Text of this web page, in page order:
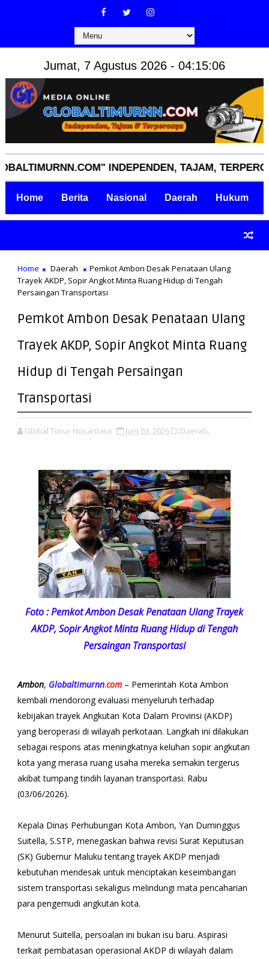
Jumat, 7 Agustus 2026 - 04:15:07
INDEPENDEN, TAJAM, TERPERCAYA.
Home Berita Nasional Daerah Hukum
Home Daerah
Pemkot Ambon Desak Penataan Ulang
Trayek AKDP, Sopir Angkot Minta Ruang Hidup di Tengah
Persaingan Transportasi
Pemkot Ambon Desak Penataan Ulang
Trayek AKDP, Sopir Angkot Minta Ruang
Hidup di Tengah Persaingan
Transportasi
Global Timur Nusantara Juni 03, 2026 Daerah,
Foto : Pemkot Ambon Desak Penataan Ulang Trayek
AKDP, Sopir Angkot Minta Ruang Hidup di Tengah
Persaingan Transportasi
Ambon, Globaltimurnn.com – Pemerintah Kota Ambon
kembali mendorong evaluasi menyeluruh terhadap
kebijakan trayek Angkutan Kota Dalam Provinsi (AKDP)
yang beroperasi di wilayah perkotaan. Langkah ini dilakukan
sebagai respons atas meningkatnya keluhan sopir angkutan
kota yang merasa ruang usaha mereka semakin tergerus
akibat tumpang tindih layanan transportasi. Rabu
(03/06/2026).
Kepala Dinas Perhubungan Kota Ambon, Yan Duminggus
Suitella, S.STP, menegaskan bahwa revisi Surat Keputusan
(SK) Gubernur Maluku tentang trayek AKDP menjadi
kebutuhan mendesak untuk menciptakan keseimbangan
sistem transportasi sekaligus melindungi mata pencaharian
para pengemudi angkutan kota.
Menurut Suitella, persoalan ini bukan isu baru. Aspirasi
terkait pembatasan operasional AKDP di wilayah dalam